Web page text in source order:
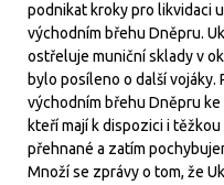
podnikat kroky pro likvidaci
východním břehu Dněpru.
ostřeluje muniční sklady v
bylo posíleno o další vojáky.
východním břehu Dněpru
kteří mají k dispozici i
přehnané a zatím
Množí se zprávy o tom, že